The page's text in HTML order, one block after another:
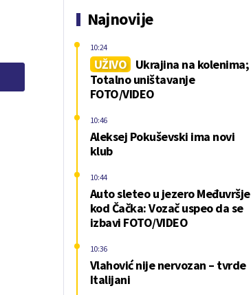
Najnovije
UŽIVO
Ukrajina na kolenima;
Totalno uništavanje
FOTO/VIDEO
10:24
Aleksej Pokuševski ima novi
klub
10:46
Auto sleteo u jezero Međuvršje
kod Čačka: Vozač uspeo da se
izbavi FOTO/VIDEO
10:44
Vlahović nije nervozan – tvrde
Italijani
10:36